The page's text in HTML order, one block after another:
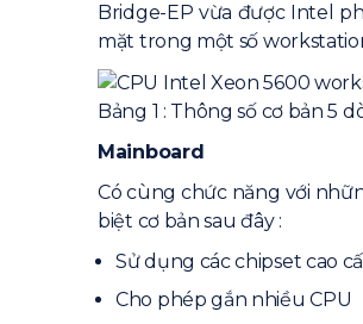
Bridge-EP vừa được Intel
mặt trong một số
Bảng 1 : Thông số cơ bản 5
Mainboard
Có cùng chức năng với
biệt cơ bản sau đây :
Sử dụng các chipset cao
Cho phép gắn nhiều CPU